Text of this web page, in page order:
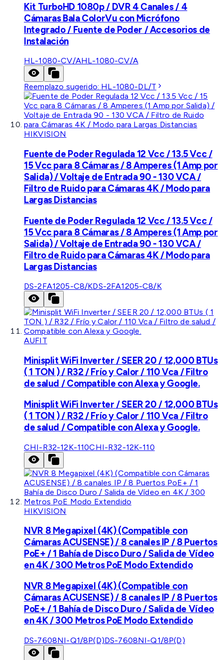
Kit TurboHD 1080p / DVR 4 Canales / 4
Cámaras Bala ColorVu con Micrófono
Integrado / Fuente de Poder / Accesorios de
Instalación
HL-1080-CV/AHL-1080-CV/A
Reemplazo sugerido: HL-1080-DL/T
HIKVISION
Fuente de Poder Regulada 12 Vcc / 13.5 Vcc /
15 Vcc para 8 Cámaras / 8 Amperes (1 Amp por
Salida) / Voltaje de Entrada 90 - 130 VCA /
Filtro de Ruido para Cámaras 4K / Modo para
Largas Distancias
Fuente de Poder Regulada 12 Vcc / 13.5 Vcc /
15 Vcc para 8 Cámaras / 8 Amperes (1 Amp por
Salida) / Voltaje de Entrada 90 - 130 VCA /
Filtro de Ruido para Cámaras 4K / Modo para
Largas Distancias
DS-2FA1205-C8/KDS-2FA1205-C8/K
AUFIT
Minisplit WiFi Inverter / SEER 20 / 12,000 BTUs
( 1 TON ) / R32 / Frío y Calor / 110 Vca / Filtro
de salud / Compatible con Alexa y Google.
Minisplit WiFi Inverter / SEER 20 / 12,000 BTUs
( 1 TON ) / R32 / Frío y Calor / 110 Vca / Filtro
de salud / Compatible con Alexa y Google.
CHI-R32-12K-110CHI-R32-12K-110
HIKVISION
NVR 8 Megapixel (4K) (Compatible con
Cámaras ACUSENSE) / 8 canales IP / 8 Puertos
PoE+ / 1 Bahía de Disco Duro / Salida de Vídeo
en 4K / 300 Metros PoE Modo Extendido
NVR 8 Megapixel (4K) (Compatible con
Cámaras ACUSENSE) / 8 canales IP / 8 Puertos
PoE+ / 1 Bahía de Disco Duro / Salida de Vídeo
en 4K / 300 Metros PoE Modo Extendido
DS-7608NI-Q1/8P(D)DS-7608NI-Q1/8P(D)